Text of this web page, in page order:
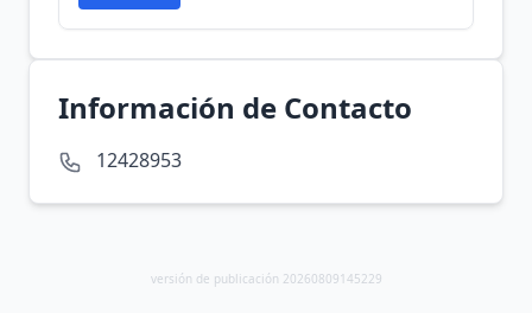
Información de Contacto
12428953
versión de publicación 20260809145229